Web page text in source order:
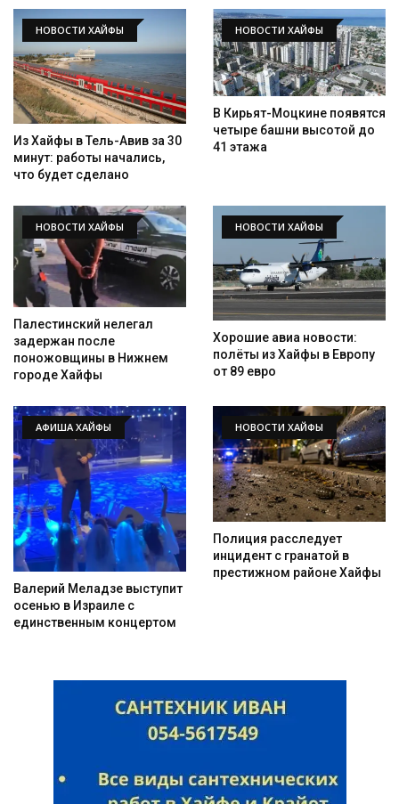
НОВОСТИ ХАЙФЫ
Из Хайфы в Тель-Авив за 30
минут: работы начались,
что будет сделано
НОВОСТИ ХАЙФЫ
В Кирьят-Моцкине появятся
четыре башни высотой до
41 этажа
НОВОСТИ ХАЙФЫ
Палестинский нелегал
задержан после
поножовщины в Нижнем
городе Хайфы
НОВОСТИ ХАЙФЫ
Хорошие авиа новости:
полёты из Хайфы в Европу
от 89 евро
АФИША ХАЙФЫ
Валерий Меладзе выступит
осенью в Израиле с
единственным концертом
НОВОСТИ ХАЙФЫ
Полиция расследует
инцидент с гранатой в
престижном районе Хайфы